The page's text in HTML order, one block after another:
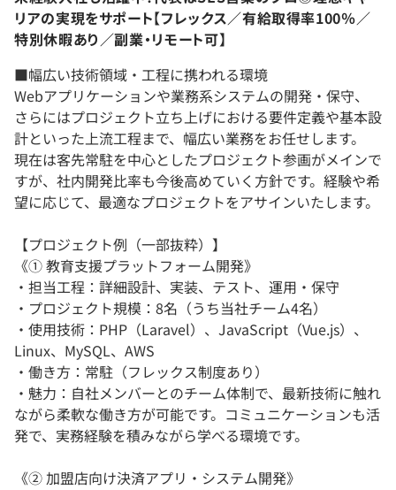
リアの実現をサポート【フレックス／有給取得率100％／
特別休暇あり／副業・リモート可】
■幅広い技術領域・工程に携われる環境
Webアプリケーションや業務系システムの開発・保守、
さらにはプロジェクト立ち上げにおける要件定義や基本設
計といった上流工程まで、幅広い業務をお任せします。
現在は客先常駐を中心としたプロジェクト参画がメインで
すが、社内開発比率も今後高めていく方針です。経験や希
望に応じて、最適なプロジェクトをアサインいたします。
【プロジェクト例（一部抜粋）】
《① 教育支援プラットフォーム開発》
・担当工程：詳細設計、実装、テスト、運用・保守
・プロジェクト規模：8名（うち当社チーム4名）
・使用技術：PHP（Laravel）、JavaScript（Vue.js）、
Linux、MySQL、AWS
・働き方：常駐（フレックス制度あり）
・魅力：自社メンバーとのチーム体制で、最新技術に触れ
ながら柔軟な働き方が可能です。コミュニケーションも活
発で、実務経験を積みながら学べる環境です。
《② 加盟店向け決済アプリ・システム開発》